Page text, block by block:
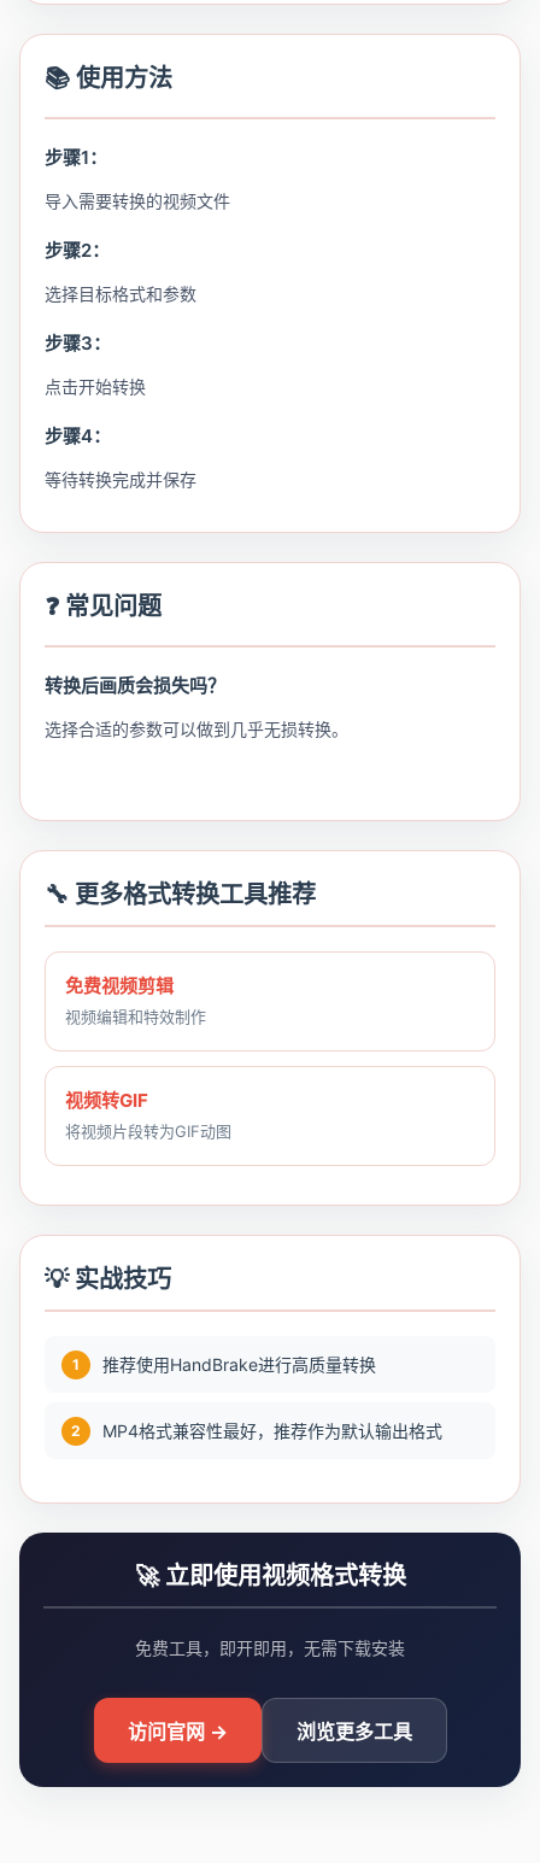
📚 使用方法
步骤1：
导入需要转换的视频文件
步骤2：
选择目标格式和参数
步骤3：
点击开始转换
步骤4：
等待转换完成并保存
❓ 常见问题
转换后画质会损失吗？
选择合适的参数可以做到几乎无损转换。
🔧 更多格式转换工具推荐
免费视频剪辑
视频编辑和特效制作
视频转GIF
将视频片段转为GIF动图
💡 实战技巧
推荐使用HandBrake进行高质量转换
MP4格式兼容性最好，推荐作为默认输出格式
🚀 立即使用视频格式转换
免费工具，即开即用，无需下载安装
访问官网 → 浏览更多工具